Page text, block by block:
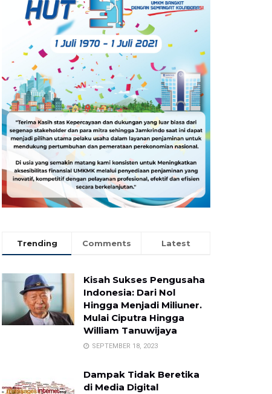
Trending Comments Latest
Kisah Sukses Pengusaha
Indonesia: Dari Nol
Hingga Menjadi Miliuner.
Mulai Ciputra Hingga
William Tanuwijaya
SEPTEMBER 18, 2023
Dampak Tidak Beretika
di Media Digital